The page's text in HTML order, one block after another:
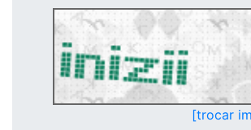
[trocar